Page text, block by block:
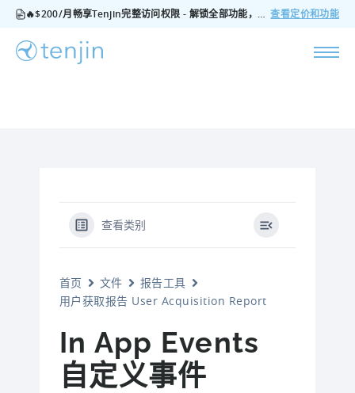
🔥$200/月畅享Tenjin完整访问权限 - 解锁全部功能，无隐藏费用，随时可取消 查看定价和功能
查看类别
首页 文件
报告工具
用户获取报告 User Acquisition Report
In App Events
自定义事件